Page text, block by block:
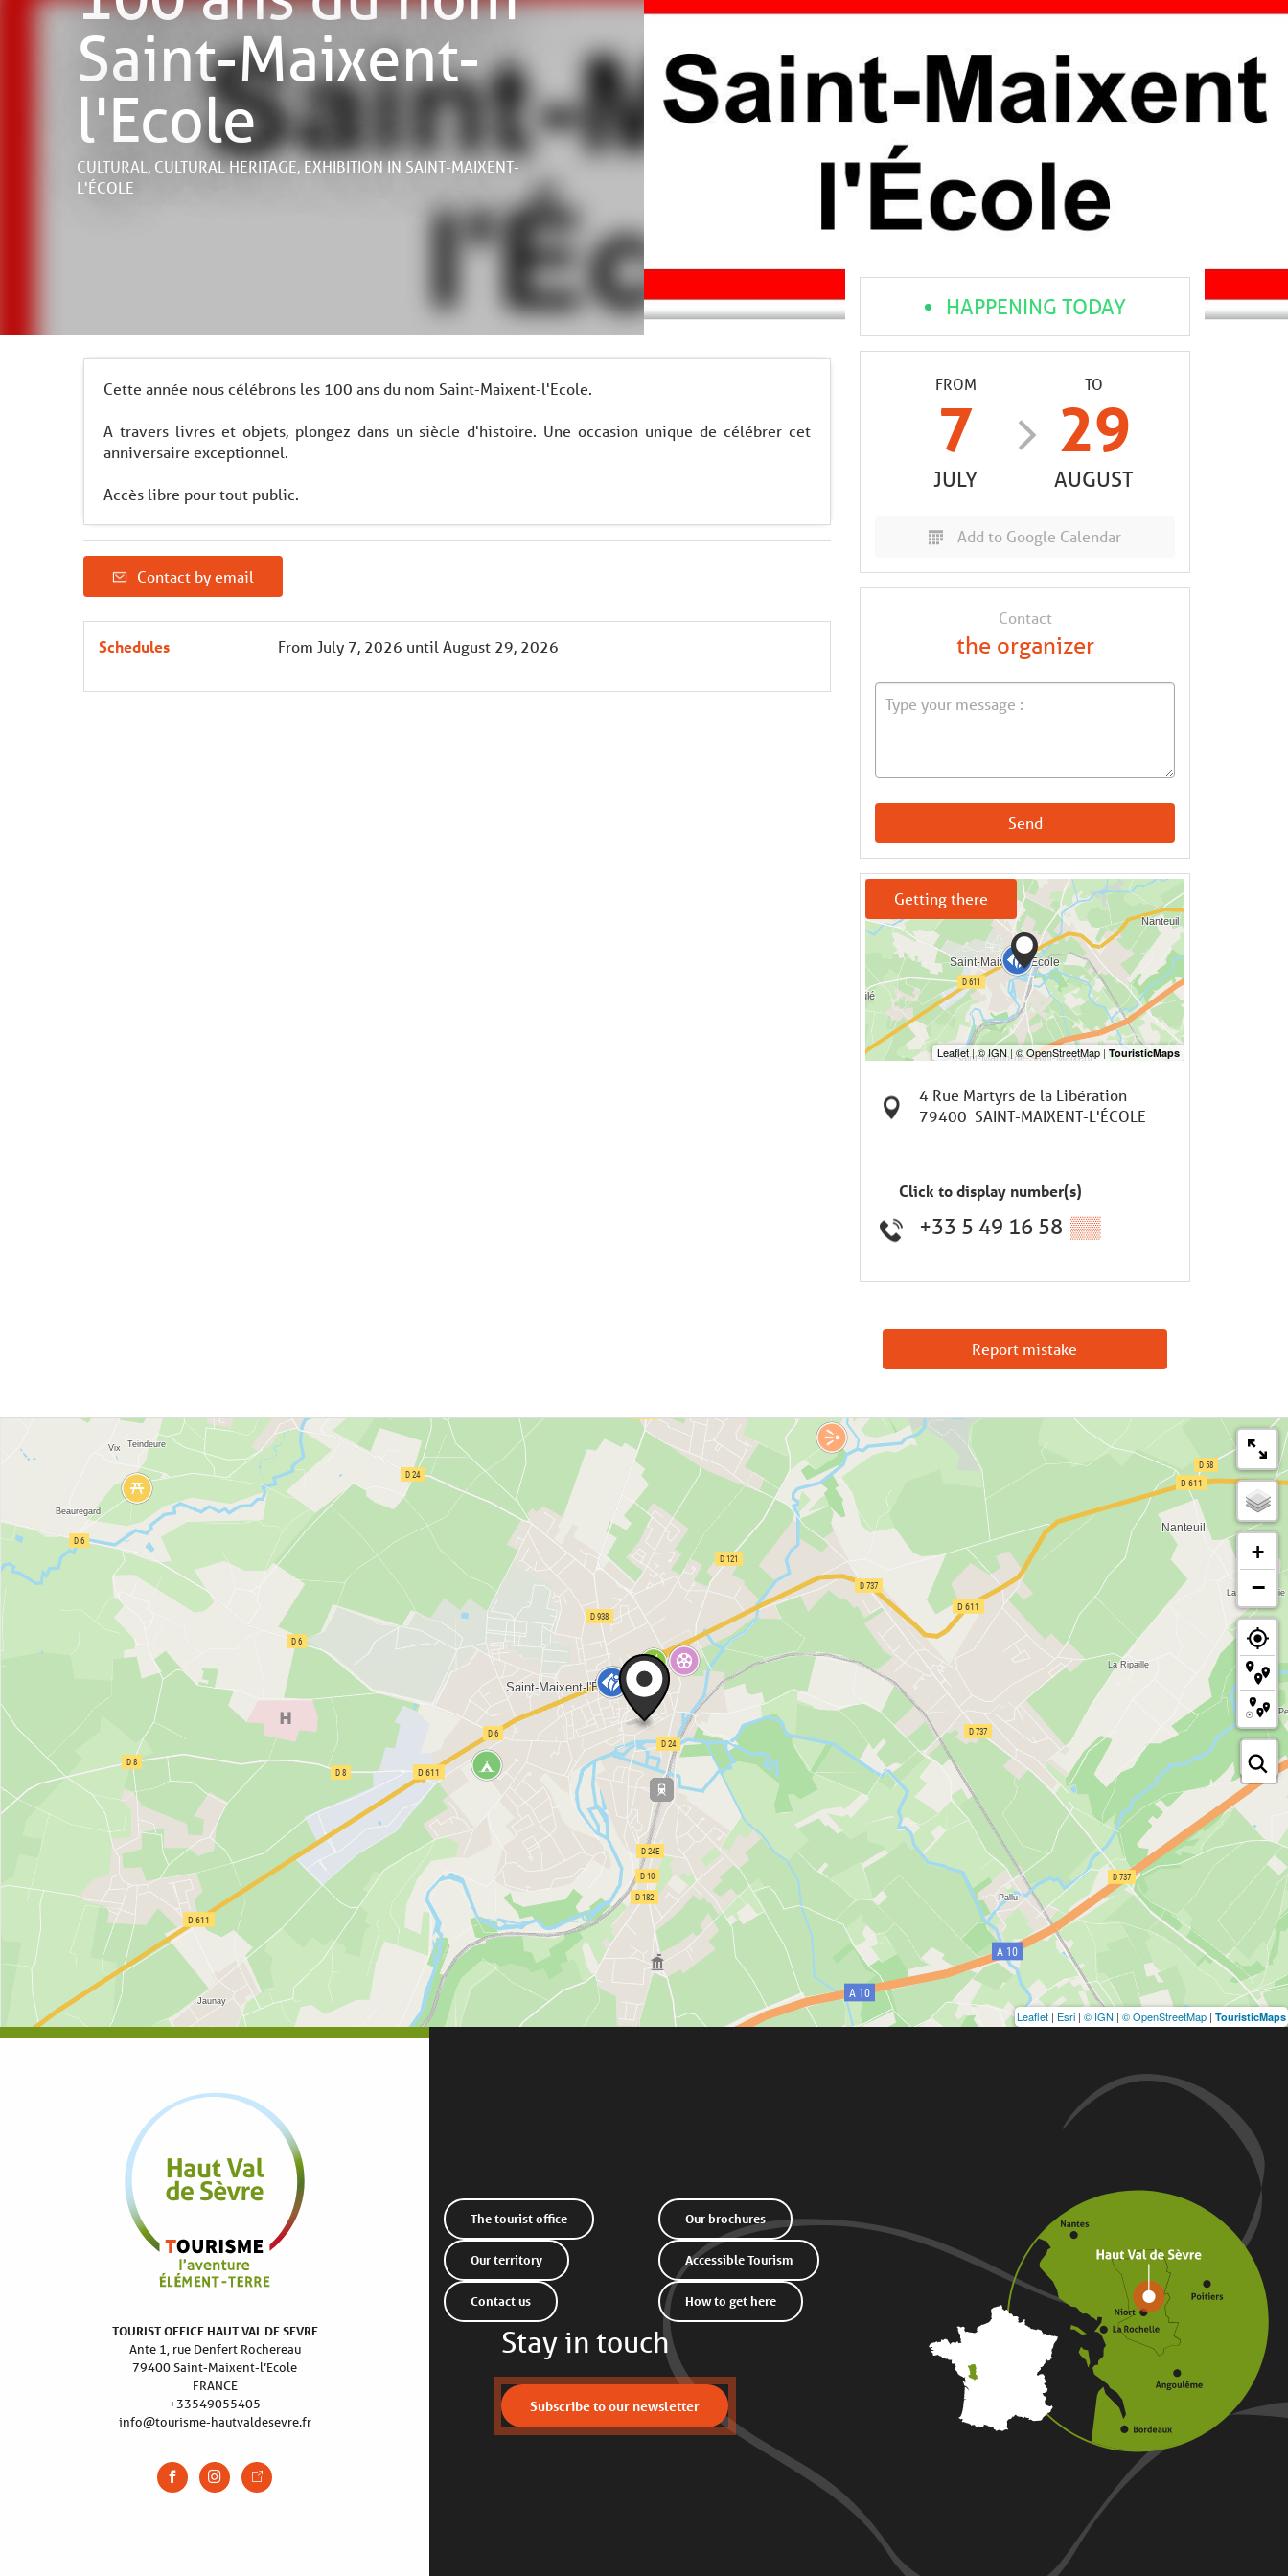
Saint-Maixent-
l'Ecole
CULTURAL, CULTURAL HERITAGE,EXHIBITIONIN SAINT-MAIXENT-
L'ÉCOLE
Cette année nous célébrons les 100 ans du nom Saint-Maixent-l'Ecole.
A travers livres et objets, plongez dans un siècle d'histoire. Une occasion unique de célébrer cet
anniversaire exceptionnel.
Accès libre pour tout public.
Contact by email
Schedules From July 7, 2026 until August 29, 2026
HAPPENING TODAY
FROM
7
JULY
TO
29
AUGUST
Add to Google Calendar
Contact
the organizer
Send
Getting there
4 Rue Martyrs de la Libération
79400 SAINT-MAIXENT-L'ÉCOLE
Click to display number(s)
+33 5 49 16 58 ▒▒
Report mistake
+
−
Leaflet | Esri | © IGN | © OpenStreetMap | TouristicMaps
TOURIST OFFICE HAUT VAL DE SEVRE
Ante 1, rue Denfert Rochereau
79400 Saint-Maixent-l’Ecole
FRANCE
+33549055405
info@tourisme-hautvaldesevre.fr
The tourist office Our brochures
Our territory Accessible Tourism
Contact us How to get here
Stay in touch
Subscribe to our newsletter